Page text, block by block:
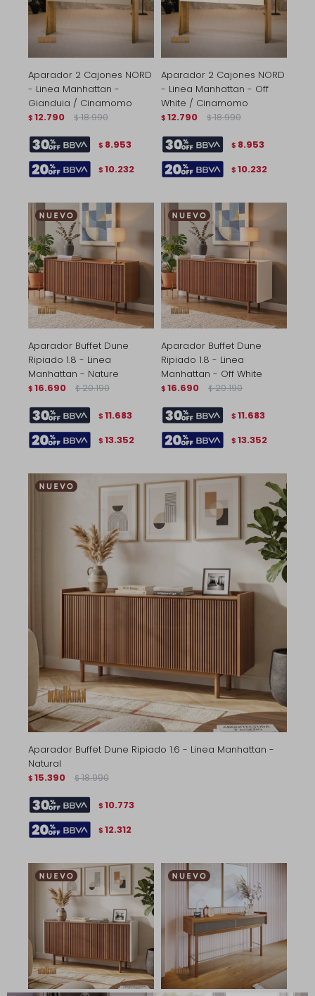
Aparador 2 Cajones NORD
- Linea Manhattan -
Gianduia / Cinamomo
$ 12.790 $ 18.990
$ 8.953
$ 10.232
Aparador 2 Cajones NORD
- Linea Manhattan - Off
White / Cinamomo
$ 12.790 $ 18.990
$ 8.953
$ 10.232
Aparador Buffet Dune
Ripiado 1.8 - Linea
Manhattan - Nature
$ 16.690 $ 20.190
$ 11.683
$ 13.352
Aparador Buffet Dune
Ripiado 1.8 - Linea
Manhattan - Off White
$ 16.690 $ 20.190
$ 11.683
$ 13.352
Aparador Buffet Dune Ripiado 1.6 - Linea Manhattan -
Natural
$ 15.390 $ 18.990
$ 10.773
$ 12.312